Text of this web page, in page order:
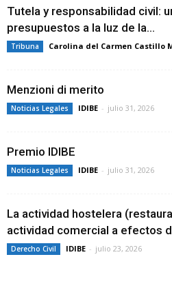
Tutela y responsabilidad civil:
presupuestos a la luz de la...
Tribuna Carolina del Carmen Castillo
Menzioni di merito
Noticias Legales IDIBE - julio 31, 2026
Premio IDIBE
Noticias Legales IDIBE - julio 31, 2026
La actividad hostelera
actividad comercial a efectos
Derecho Civil IDIBE - julio 23, 2026